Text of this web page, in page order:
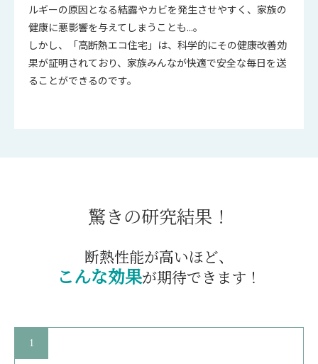
ルギーの原因となる結露やカビを発生させやすく、家族の
健康に悪影響を与えてしまうことも...。
しかし、「高断熱エコ住宅」は、科学的にその健康改善効
果が証明されており、家族みんなが快適で安全な毎日を送
ることができるのです。
驚きの研究結果！
断熱性能が高いほど、
こんな効果が期待できます！